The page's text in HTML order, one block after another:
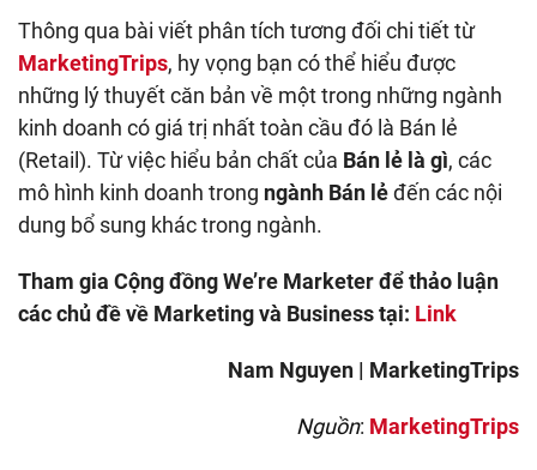
Thông qua bài viết phân tích tương đối chi tiết từ
MarketingTrips, hy vọng bạn có thể hiểu được
những lý thuyết căn bản về một trong những ngành
kinh doanh có giá trị nhất toàn cầu đó là Bán lẻ
(Retail). Từ việc hiểu bản chất của Bán lẻ là gì, các
mô hình kinh doanh trong ngành Bán lẻđến các nội
dung bổ sung khác trong ngành.
Tham gia Cộng đồng We’re Marketer để thảo luận
các chủ đề về Marketing và Business tại: Link
Nam Nguyen | MarketingTrips
Nguồn: MarketingTrips